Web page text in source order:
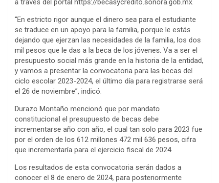
a través del portal https://becasycredito.sonora.gob.mx.
“En estricto rigor aunque el dinero sea para el estudiante
se traduce en un apoyo para la familia, porque le estás
dejando que ejerzan las necesidades de la familia, los dos
mil pesos que le das a la beca de los jóvenes. Va a ser el
presupuesto social más grande en la historia de la entidad,
y vamos a presentar la convocatoria para las becas del
ciclo escolar 2023-2024, el último día para registrarse será
el 26 de noviembre”, indicó.
Durazo Montaño mencionó que por mandato
constitucional el presupuesto de becas debe
incrementarse año con año, el cual tan solo para 2023 fue
por el orden de los 612 millones 472 mil 636 pesos, cifra
que incrementaría para el ejercicio fiscal de 2024.
Los resultados de esta convocatoria serán dados a
conocer el 8 de enero de 2024, para posteriormente